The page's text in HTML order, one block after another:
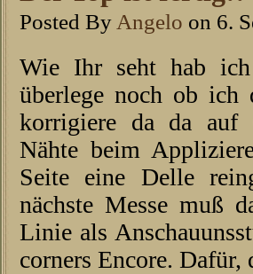
Posted By Angelo on 6.
Wie Ihr seht hab
überlege noch ob ich
korrigiere da da auf
Nähte beim
Seite eine Delle
nächste Messe muß
Linie als
corners Encore. Dafür,